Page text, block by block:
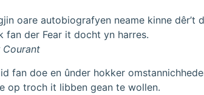
oare autobiografyen neame kinne dêr’t
fan der Fear it docht yn harres.
Courant
fan doe en ûnder hokker
op troch it libben gean te wollen.